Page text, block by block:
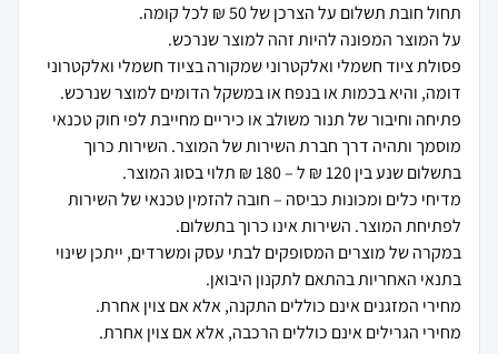
פסולת ציוד חשמלי ואלקטרוני שמקורה בציוד חשמלי ואלקטרוני
פתיחה וחיבור של תנור משולב או כיריים מחייבת לפי חוק טכנאי
מוסמך ותהיה דרך חברת השירות של המוצר. השירות כרוך
מדיחי כלים ומכונות כביסה – חובה להזמין טכנאי של השירות
במקרה של מוצרים המסופקים לבתי עסק ומשרדים, ייתכן שינוי
מחירי הגרילים אינם כוללים הרכבה, אלא אם צוין אחרת.